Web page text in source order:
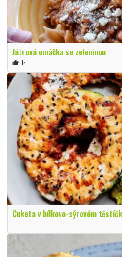
Játrová omáčka se zeleninou
thumb_up 1×
Cuketa v bílkovo-sýrovém